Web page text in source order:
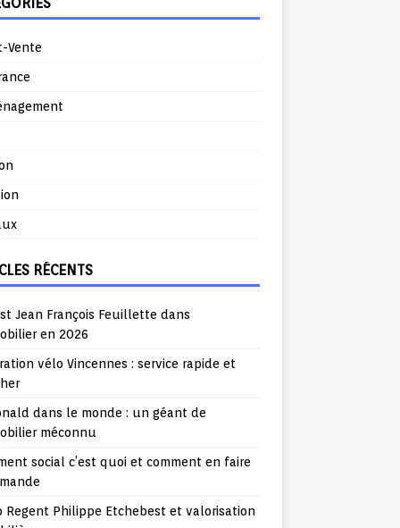
Vente
RÉCENTS
Jean François Feuillette dans
en 2026
vélo Vincennes : service rapide et
dans le monde : un géant de
méconnu
social c’est quoi et comment en faire
Regent Philippe Etchebest et valorisation